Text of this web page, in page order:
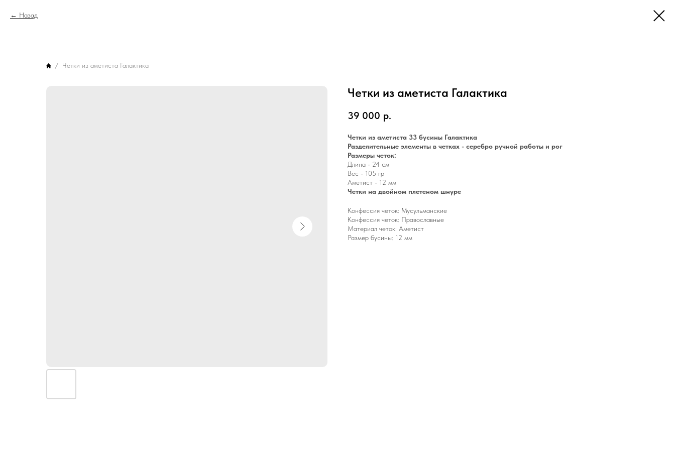
Назад
Четки из аметиста Галактика
Четки из аметиста Галактика
39 000 р.
Четки из аметиста 33 бусины Галактика
Разделительные элементы в четках - серебро ручной работы и рог
Размеры четок:
Длина - 24 см
Вес - 105 гр
Аметист - 12 мм
Четки на двойном плетеном шнуре
Конфессия четок: Мусульманские
Конфессия четок: Православные
Материал четок: Аметист
Размер бусины: 12 мм